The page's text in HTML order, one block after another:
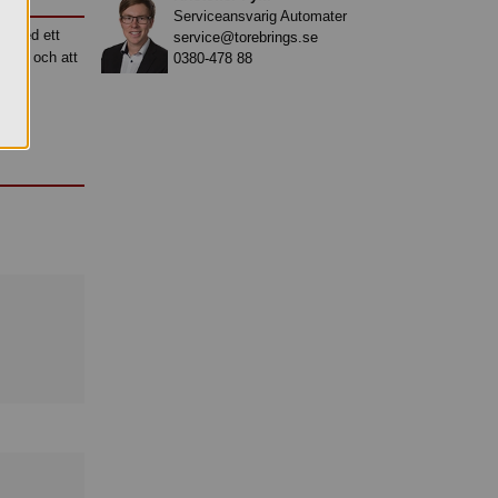
med ett
och att
Serviceansvarig Automater
service@torebrings.se
0380-478 88